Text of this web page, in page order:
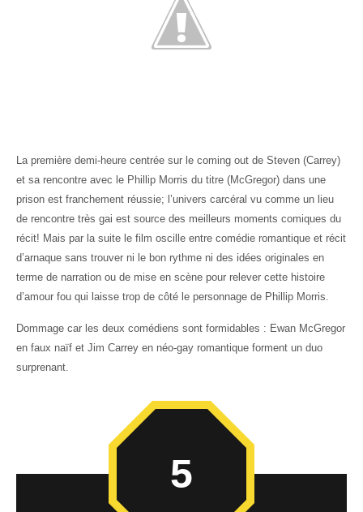
La première demi-heure centrée sur le coming out de Steven (Carrey)
et sa rencontre avec le Phillip Morris du titre (McGregor) dans une
prison est franchement réussie; l’univers carcéral vu comme un lieu
de rencontre très gai est source des meilleurs moments comiques du
récit! Mais par la suite le film oscille entre comédie romantique et récit
d’arnaque sans trouver ni le bon rythme ni des idées originales en
terme de narration ou de mise en scène pour relever cette histoire
d’amour fou qui laisse trop de côté le personnage de Phillip Morris.
Dommage car les deux comédiens sont formidables : Ewan McGregor
en faux naïf et Jim Carrey en néo-gay romantique forment un duo
surprenant.
5